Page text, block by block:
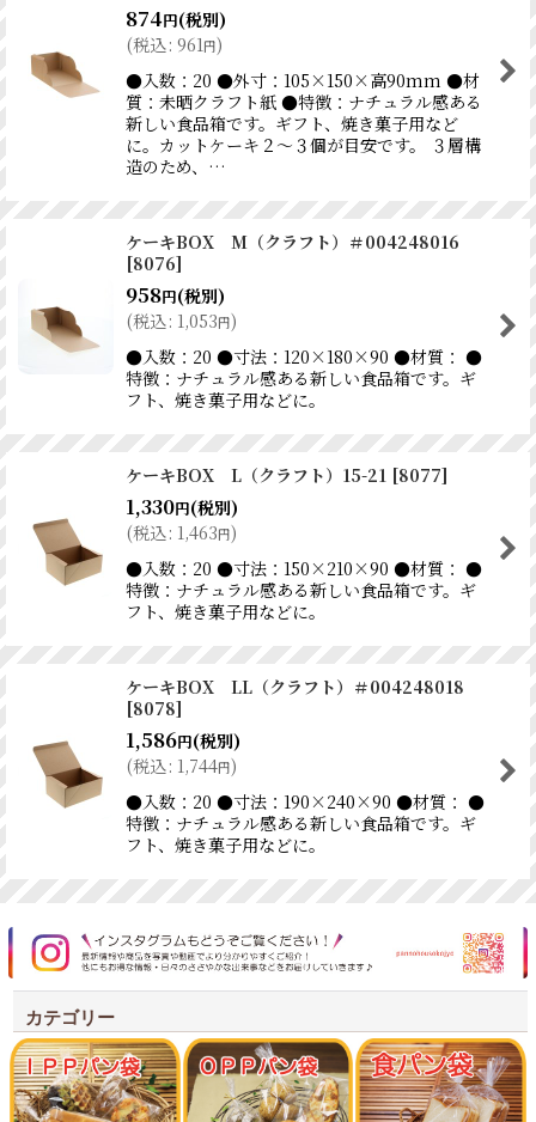
874円(税別)
(税込: 961 円)
●入数：20 ●外寸：105×150×高90mm ●材
質：未晒クラフト紙 ●特徴：ナチュラル感ある
新しい食品箱です。ギフト、焼き菓子用など
に。カットケーキ２〜３個が目安です。 ３層構
造のため、…
ケーキBOX M（クラフト）＃004248016
[8076]
958円(税別)
(税込: 1,053円)
●入数：20 ●寸法：120×180×90 ●材質： ●
特徴：ナチュラル感ある新しい食品箱です。ギ
フト、焼き菓子用などに。
ケーキBOX L（クラフト）15-21 [8077]
1,330円(税別)
(税込: 1,463円)
●入数：20 ●寸法：150×210×90 ●材質： ●
特徴：ナチュラル感ある新しい食品箱です。ギ
フト、焼き菓子用などに。
ケーキBOX LL（クラフト）＃004248018
[8078]
1,586円(税別)
(税込: 1,744円)
●入数：20 ●寸法：190×240×90 ●材質： ●
特徴：ナチュラル感ある新しい食品箱です。ギ
フト、焼き菓子用などに。
カテゴリー